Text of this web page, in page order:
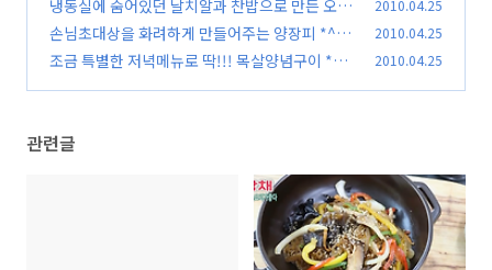
(2)
냉동실에 숨어있던 날치알과 찬밥으로 만든 오므
라이스 *^^*
(3)
2010.04.25
손님초대상을 화려하게 만들어주는 양장피 *^^*
(3)
2010.04.25
조금 특별한 저녁메뉴로 딱!!! 목살양념구이 *^^
2010.04.25
관련글